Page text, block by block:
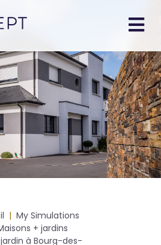
principale
My Simulations
+ jardins
à Bourg-des-